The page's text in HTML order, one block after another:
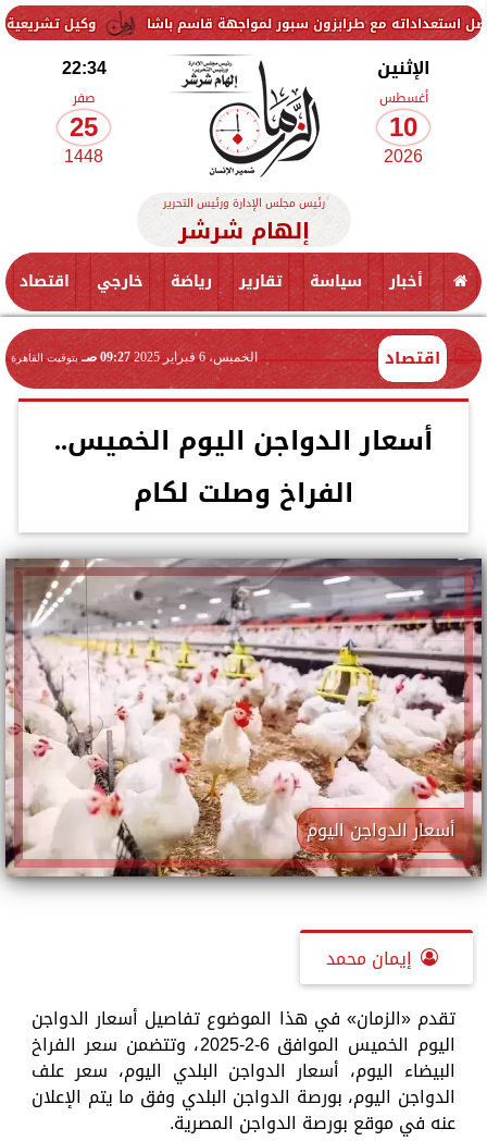
وكيل تشريعية النواب: طرابزون سبور لمواجهة قاسم باشا
الإثنين
أغسطس
10
2026
22:34
صفر
25
1448
رئيس مجلس الإدارة ورئيس التحرير
إلهام شرشر
أخبار سياسة تقارير رياضة خارجي اقتصاد
اقتصاد الخميس، 6 فبراير 2025 09:27 صـ بتوقيت القاهرة
أسعار الدواجن اليوم الخميس..
الفراخ وصلت لكام
أسعار الدواجن اليوم
إيمان محمد
تقدم «الزمان» في هذا الموضوع تفاصيل أسعار الدواجن
اليوم الخميس الموافق 6-2-2025، وتتضمن سعر الفراخ
البيضاء اليوم، أسعار الدواجن البلدي اليوم، سعر علف
الدواجن اليوم، بورصة الدواجن البلدي وفق ما يتم الإعلان
عنه في موقع بورصة الدواجن المصرية.